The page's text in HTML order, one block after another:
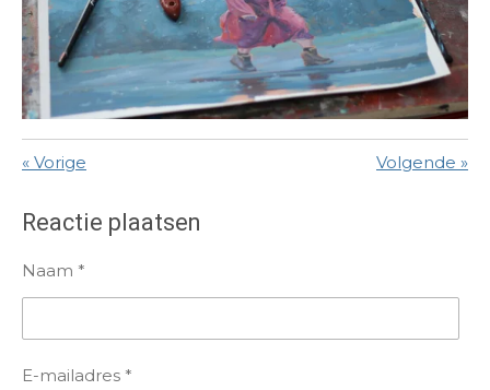
« Vorige Volgende »
Reactie plaatsen
Naam *
E-mailadres *